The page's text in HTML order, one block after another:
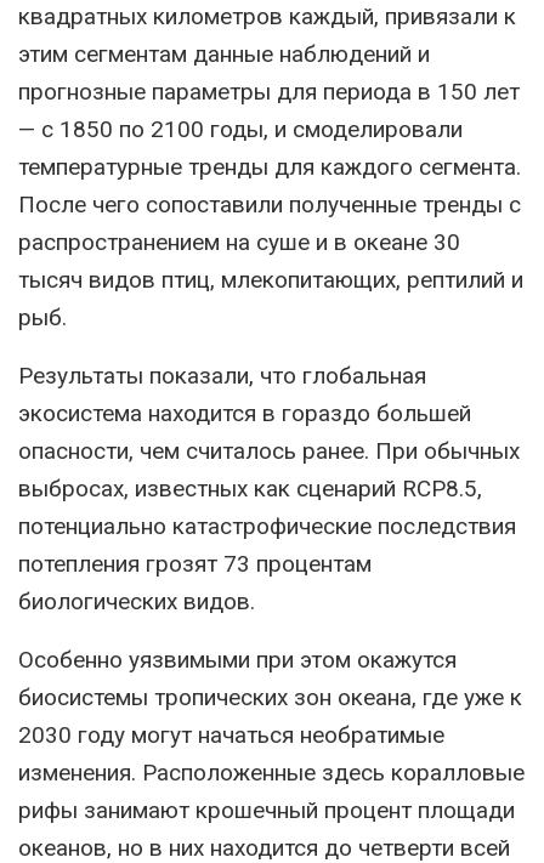
квадратных километров каждый, привязали к
этим сегментам данные наблюдений и
прогнозные параметры для периода в 150 лет
— с 1850 по 2100 годы, и смоделировали
температурные тренды для каждого сегмента.
После чего сопоставили полученные тренды с
распространением на суше и в океане 30
тысяч видов птиц, млекопитающих, рептилий и
рыб.
Результаты показали, что глобальная
экосистема находится в гораздо большей
опасности, чем считалось ранее. При обычных
выбросах, известных как сценарий RCP8.5,
потенциально катастрофические последствия
потепления грозят 73 процентам
биологических видов.
Особенно уязвимыми при этом окажутся
биосистемы тропических зон океана, где уже к
2030 году могут начаться необратимые
изменения. Расположенные здесь коралловые
рифы занимают крошечный процент площади
океанов, но в них находится до четверти всей